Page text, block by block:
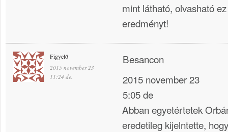
mint látható, olvasható
eredményt!
Figyelő
2015 november 23
11:24 de.
Besancon
2015 november 23
5:05 de
Abban egyetértetek
eredetileg kijelntette,